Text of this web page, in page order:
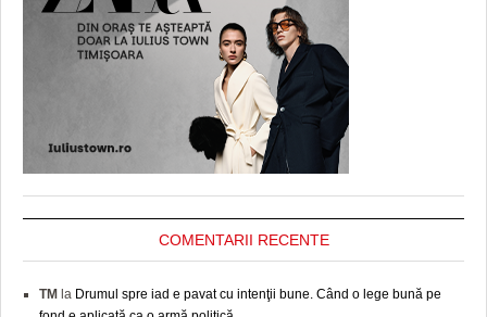
COMENTARII RECENTE
TM la Drumul spre iad e pavat cu intenţii bune. Când o lege bună pe